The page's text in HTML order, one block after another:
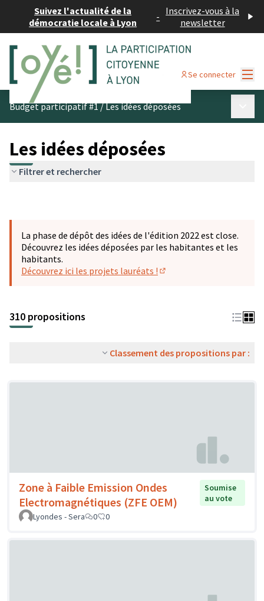
Suivez l'actualité de la
démocratie locale à Lyon
- Inscrivez-vous à la
newsletter
Se connecter
Budget participatif #1/Les idées déposées
Les idées déposées
Filtrer et rechercher
La phase de dépôt des idées de l'édition 2022 est close.
Découvrez les idées déposées par les habitantes et les
habitants.
Découvrez ici les projets lauréats !
310 propositions
Classement des propositions par :
Zone à Faible Emission Ondes
Electromagnétiques (ZFE OEM)
Soumise
au vote
Lyondes - Sera
0 0